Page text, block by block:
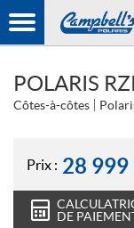
POLARIS
Côtes-à-côtes
Prix : 28 999
DE